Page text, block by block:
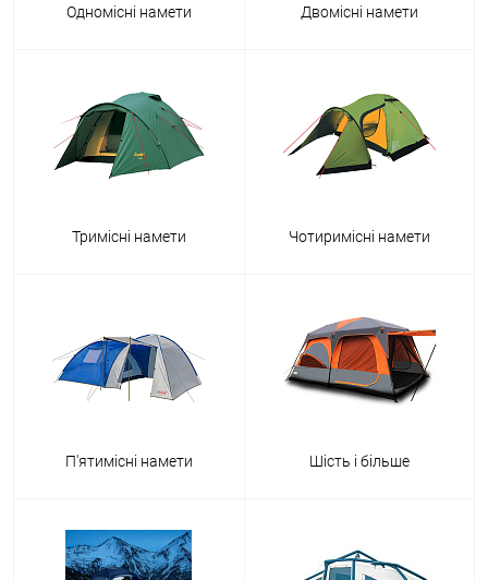
Одномісні намети Двомісні намети
Тримісні намети Чотиримісні намети
П'ятимісні намети Шість і більше